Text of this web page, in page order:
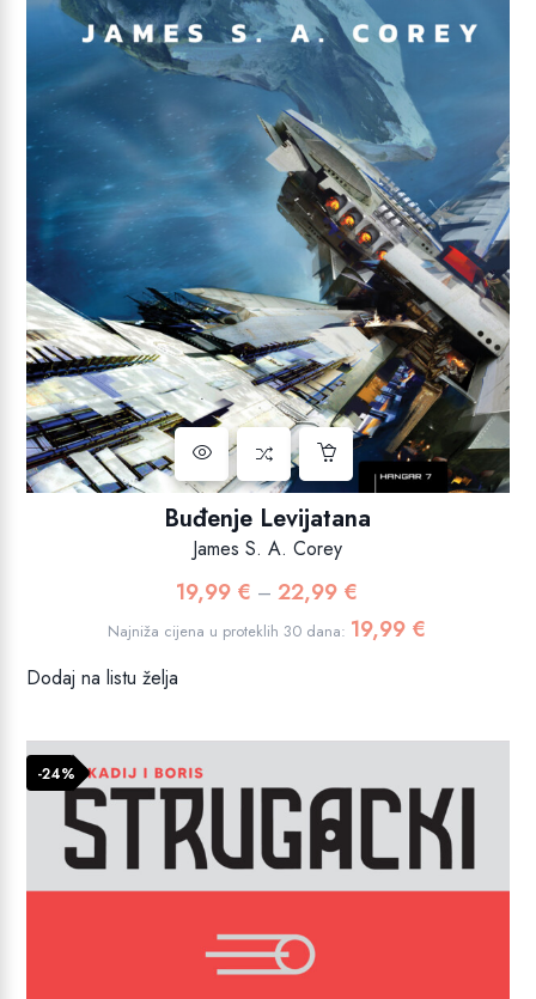
Buđenje Levijatana
James S. A. Corey
19,99 € – 22,99 €
cijena:
22,99 €
Najniža cijena u proteklih 30 dana: 19,99 €
Dodaj na listu želja
-24%